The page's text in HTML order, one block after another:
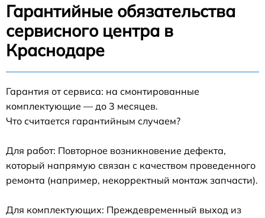
Гарантийные обязательства
сервисного центра в
Краснодаре
Гарантия от сервиса: на смонтированные
комплектующие — до 3 месяцев.
Что считается гарантийным случаем?
Для работ: Повторное возникновение дефекта,
который напрямую связан с качеством проведенного
ремонта (например, некорректный монтаж запчасти).
Для комплектующих: Преждевременный выход из